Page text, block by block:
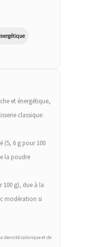
et énergétique,
classique:
(5, 6 g pour 100
la poudre
100 g), due à la
modération si
densité calorique et de